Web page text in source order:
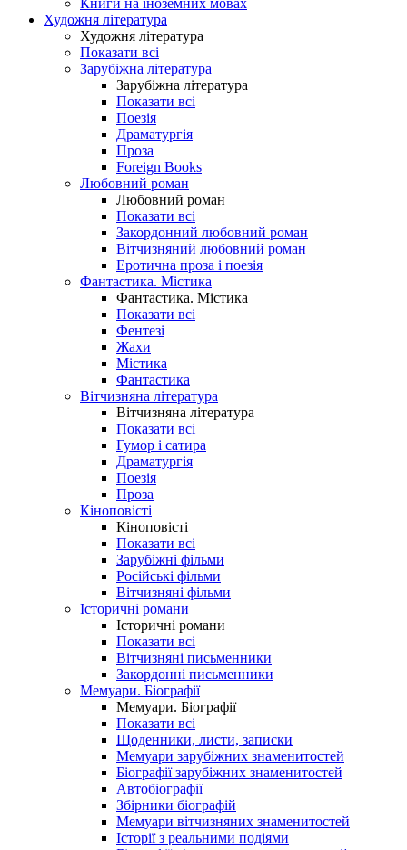
Книги на іноземних мовах
Художня література
Художня література
Показати всі
Зарубіжна література
Зарубіжна література
Показати всі
Поезія
Драматургія
Проза
Foreign Books
Любовний роман
Любовний роман
Показати всі
Закордонний любовний роман
Вітчизняний любовний роман
Еротична проза і поезія
Фантастика. Містика
Фантастика. Містика
Показати всі
Фентезі
Жахи
Містика
Фантастика
Вітчизняна література
Вітчизняна література
Показати всі
Гумор і сатира
Драматургія
Поезія
Проза
Кіноповісті
Кіноповісті
Показати всі
Зарубіжні фільми
Російські фільми
Вітчизняні фільми
Історичні романи
Історичні романи
Показати всі
Вітчизняні письменники
Закордонні письменники
Мемуари. Біографії
Мемуари. Біографії
Показати всі
Щоденники, листи, записки
Мемуари зарубіжних знаменитостей
Біографії зарубіжних знаменитостей
Автобіографії
Збірники біографій
Мемуари вітчизняних знаменитостей
Історії з реальними подіями